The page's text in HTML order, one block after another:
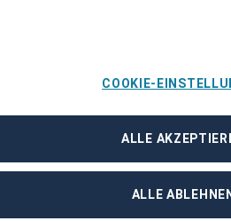
COOKIE-
ALLE
ALLE